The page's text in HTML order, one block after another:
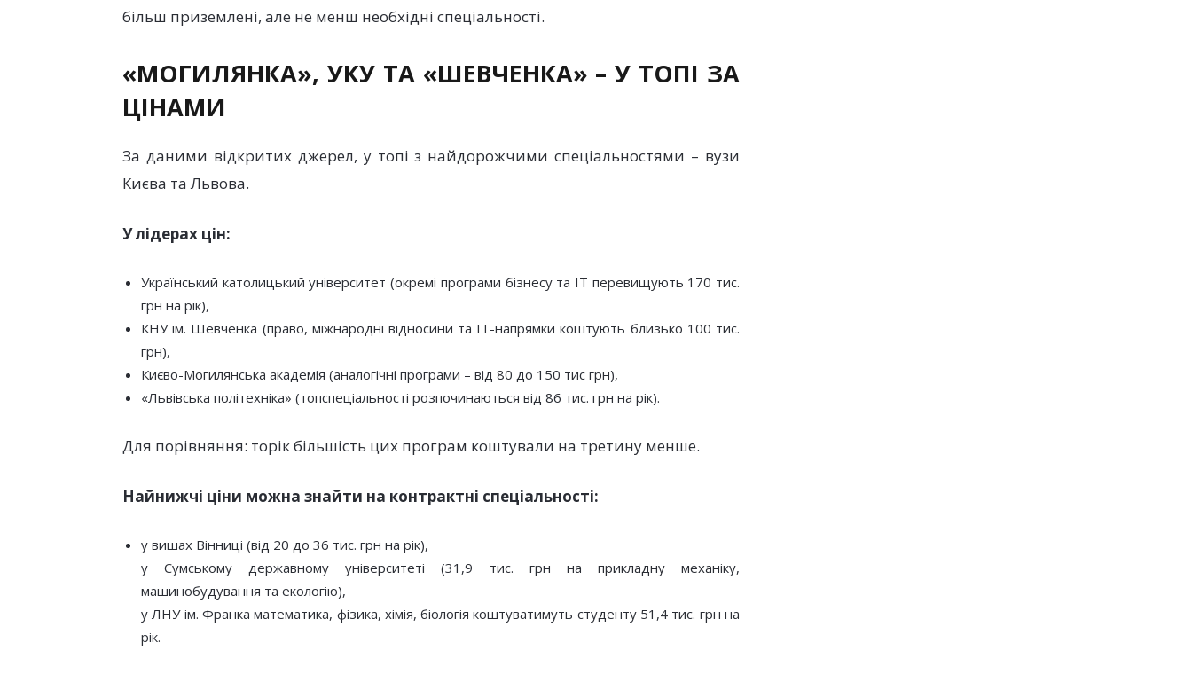
більш приземлені, але не менш необхідні спеціальності.
«МОГИЛЯНКА», УКУ ТА «ШЕВЧЕНКА» – У ТОПІ ЗА
ЦІНАМИ
За даними відкритих джерел, у топі з найдорожчими спеціальностями – вузи
Києва та Львова.
У лідерах цін:
Український католицький університет (окремі програми бізнесу та IT перевищують 170 тис.
грн на рік),
КНУ ім. Шевченка (право, міжнародні відносини та IT-напрямки коштують близько 100 тис.
грн),
Києво-Могилянська академія (аналогічні програми – від 80 до 150 тис грн),
«Львівська політехніка» (топспеціальності розпочинаються від 86 тис. грн на рік).
Для порівняння: торік більшість цих програм коштували на третину менше.
Найнижчі ціни можна знайти на контрактні спеціальності:
у вишах Вінниці (від 20 до 36 тис. грн на рік),
у Сумському державному університеті (31,9 тис. грн на прикладну механіку,
машинобудування та екологію),
у ЛНУ ім. Франка математика, фізика, хімія, біологія коштуватимуть студенту 51,4 тис. грн на
рік.